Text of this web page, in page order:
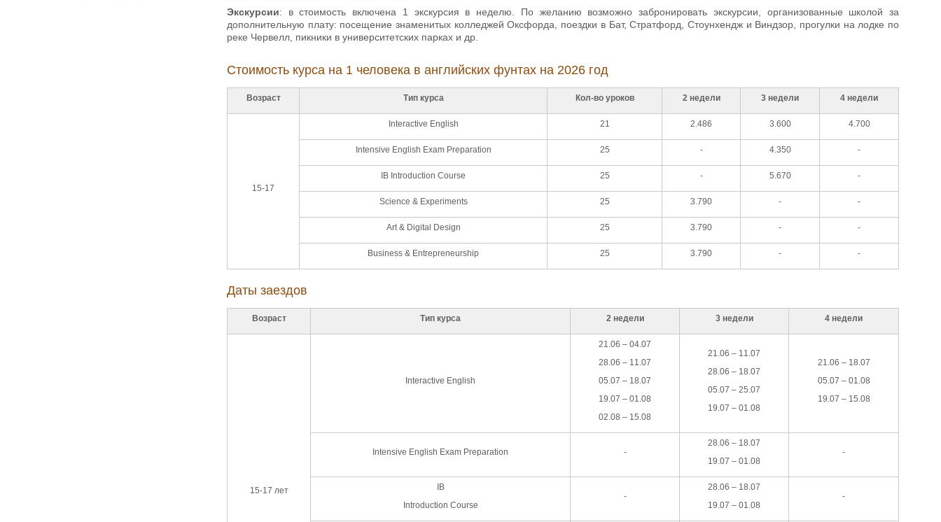
Экскурсии: в стоимость включена 1 экскурсия в неделю. По желанию возможно забронировать экскурсии, организованные школой за
дополнительную плату: посещение знаменитых колледжей Оксфорда, поездки в Бат, Стратфорд, Стоунхендж и Виндзор, прогулки на лодке по
реке Червелл, пикники в университетских парках и др.
Стоимость курса на 1 человека в английских фунтах на 2026 год
Возраст Тип курса Кол-во уроков 2 недели 3 недели 4 недели
15-17
Interactive English 21 2.486 3.600 4.700
Intensive English Exam Preparation 25 - 4.350 -
IB Introduction Course 25 - 5.670 -
Science & Experiments 25 3.790 - -
Art & Digital Design 25 3.790 - -
Business & Entrepreneurship 25 3.790 - -
Даты заездов
Возраст Тип курса 2 недели 3 недели 4 недели
15-17 лет
Interactive English
21.06 – 04.07
28.06 – 11.07
05.07 – 18.07
19.07 – 01.08
02.08 – 15.08
21.06 – 11.07
28.06 – 18.07
05.07 – 25.07
19.07 – 01.08
21.06 – 18.07
05.07 – 01.08
19.07 – 15.08
Intensive English Exam Preparation -
28.06 – 18.07
19.07 – 01.08
-
IB
Introduction Course
-
28.06 – 18.07
19.07 – 01.08
-